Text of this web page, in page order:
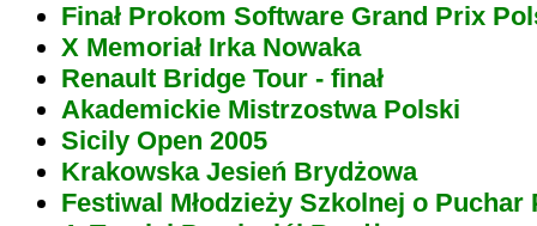
Finał Prokom Software Grand Prix
X Memoriał Irka Nowaka
Renault Bridge Tour - finał
Akademickie Mistrzostwa Polski
Sicily Open 2005
Krakowska Jesień Brydżowa
Festiwal Młodzieży Szkolnej o Puchar